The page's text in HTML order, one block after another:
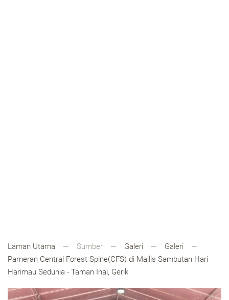
Laman Utama Sumber Galeri
Galeri
Pameran Central Forest Spine(CFS) di Majlis Sambutan Hari
Harimau Sedunia - Taman Inai, Gerik